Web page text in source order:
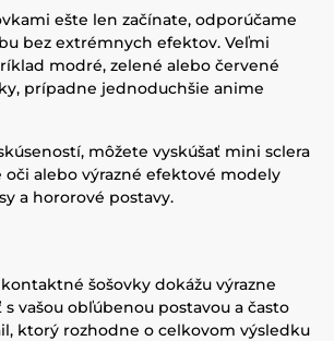
ešte len začínate, odporúčame
bez extrémnych efektov. Veľmi
modré, zelené alebo červené
prípadne jednoduchšie anime
môžete vyskúšať mini sclera
oči alebo výrazné efektové modely
a hororové postavy.
šošovky dokážu výrazne
vašou obľúbenou postavou a často
ktorý rozhodne o celkovom výsledku